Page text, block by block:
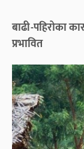
बाढी-पहिरोका
प्रभावित